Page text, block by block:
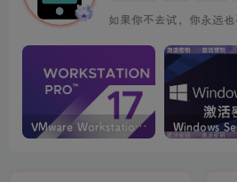
如果你不去试，你永远
VMware Workstation PRO v17.6.4 正式版_虚拟机(带激活密钥)